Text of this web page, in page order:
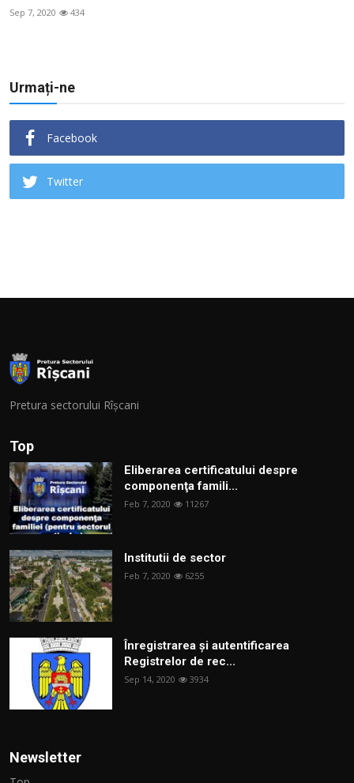
Sep 7, 2020 434
Urmați-ne
Facebook
Twitter
Pretura sectorului Rîșcani
Top
Eliberarea certificatului despre
componenţa famili...
Feb 7, 2020 11267
Institutii de sector
Feb 7, 2020 6255
Înregistrarea și autentificarea
Registrelor de rec...
Sep 14, 2020 3934
Newsletter